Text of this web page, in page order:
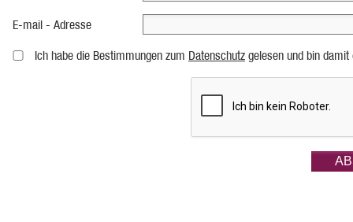
E-mail - Adresse
Ich habe die Bestimmungen zum Datenschutz gelesen und bin